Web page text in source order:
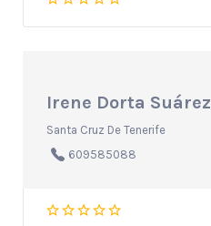
Irene Dorta Suárez
Santa Cruz De Tenerife
609585088